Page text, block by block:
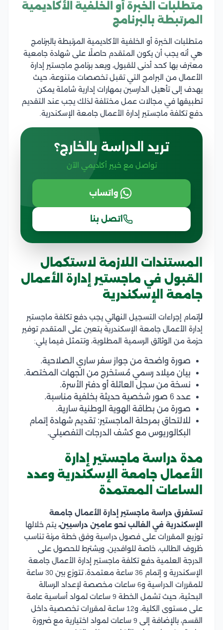
متطلبات الخبرة أو الخلفية الأكاديمية
المرتبطة بالبرنامج
متطلبات الخبرة أو الخلفية الأكاديمية المرتبطة بالبرنامج
هي أنه يجب أن يكون المتقدم حاصلًا على شهادة جامعية
معترف بها كحد أدنى للقبول، ويعد برنامج ماجستير إدارة
الأعمال من البرامج التي تقبل تخصصات متنوعة، حيث
يهدف إلى تأهيل الدارسين بمهارات إدارية شاملة يمكن
تطبيقها في مجالات عمل مختلفة لذلك يجب عند التقديم
دفع تكلفة ماجستير إدارة الأعمال جامعة الإسكندرية.
تريد الدراسة بالخارج؟
تواصل مع خبير أكاديمي الآن
واتساب
اتصل بنا
المستندات اللازمة لاستكمال
القبول في ماجستير إدارة الأعمال
جامعة الإسكندرية
لإتمام إجراءات التسجيل النهائي يجب دفع تكلفة ماجستير
إدارة الأعمال جامعة الإسكندرية يتعين على المتقدم توفير
حزمة من الوثائق الرسمية المطلوبة، وتتمثل فيما يلي:
صورة واضحة من جواز سفر ساري الصلاحية.
بيان ميلاد رسمي مُستخرج من الجهات المختصة.
نسخة من سجل العائلة أو دفتر الأسرة.
عدد 6 صور شخصية حديثة بخلفية مناسبة.
صورة من بطاقة الهوية الوطنية سارية.
للالتحاق بمرحلة الماجستير: تقديم شهادة إتمام
البكالوريوس مع كشف الدرجات التفصيلي.
مدة دراسة ماجستير إدارة
الأعمال جامعة الإسكندرية وعدد
الساعات المعتمدة
تستغرق دراسة ماجستير إدارة الأعمال جامعة
الإسكندرية في الغالب نحو عامين دراسيين، يتم خلالها
توزيع المقررات على فصول دراسية وفق خطة مرنة تناسب
ظروف الطالب، خاصة للوافدين، ويشترط للحصول على
الدرجة العلمية دفع تكلفة ماجستير إدارة الأعمال جامعة
الإسكندرية و إتمام 36 ساعة معتمدة، تتوزع بين 30 ساعة
للمقررات الدراسية و6 ساعات مخصصة لإعداد الرسالة
البحثية، حيث تشمل الخطة 9 ساعات لمواد أساسية عامة
على مستوى الكلية، و12 ساعة لمقررات تخصصية داخل
القسم، بالإضافة إلى 9 ساعات لمواد اختيارية مع ضرورة